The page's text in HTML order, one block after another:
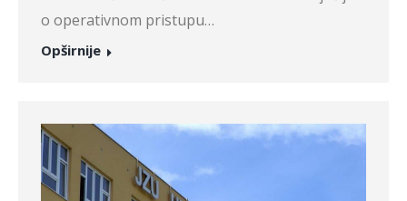
o operativnom pristupu…
Opširnije